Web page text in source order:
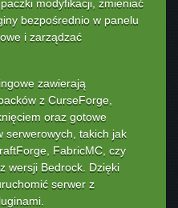
modyfikacji, zmieniać
bezpośrednio w panelu
i zarządzać
zawierają
z CurseForge,
oraz gotowe
serwerowych, takich jak
FabricMC, czy
wersji Bedrock. Dzięki
serwer z